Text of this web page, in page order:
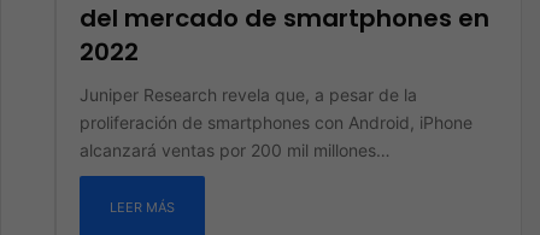
del mercado de smartphones en
2022
Juniper Research revela que, a pesar de la
proliferación de smartphones con Android, iPhone
alcanzará ventas por 200 mil millones…
LEER MÁS